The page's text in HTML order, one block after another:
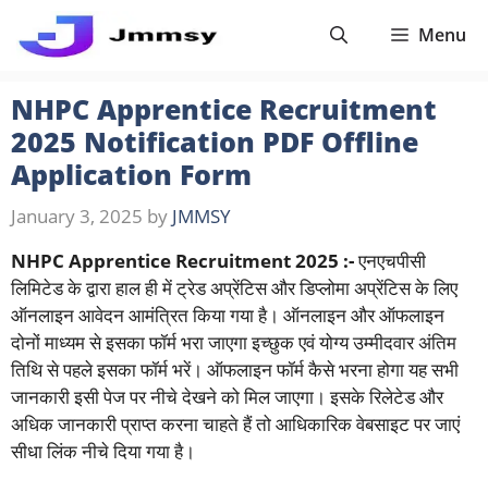
Menu
NHPC Apprentice Recruitment
2025 Notification PDF Offline
Application Form
January 3, 2025 by JMMSY
NHPC Apprentice Recruitment 2025 :-एनएचपीसी
लिमिटेड के द्वारा हाल ही में ट्रेड अप्रेंटिस और डिप्लोमा अप्रेंटिस के लिए
ऑनलाइन आवेदन आमंत्रित किया गया है। ऑनलाइन और ऑफलाइन
दोनों माध्यम से इसका फॉर्म भरा जाएगा इच्छुक एवं योग्य उम्मीदवार अंतिम
तिथि से पहले इसका फॉर्म भरें। ऑफलाइन फॉर्म कैसे भरना होगा यह सभी
जानकारी इसी पेज पर नीचे देखने को मिल जाएगा। इसके रिलेटेड और
अधिक जानकारी प्राप्त करना चाहते हैं तो आधिकारिक वेबसाइट पर जाएं
सीधा लिंक नीचे दिया गया है।